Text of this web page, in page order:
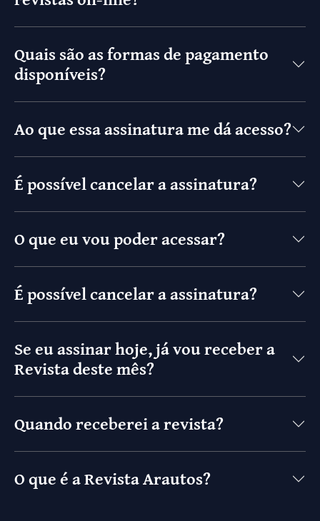
Quais são as formas de pagamento
disponíveis?
Ao que essa assinatura me dá acesso?
É possível cancelar a assinatura?
O que eu vou poder acessar?
É possível cancelar a assinatura?
Se eu assinar hoje, já vou receber a
Revista deste mês?
Quando receberei a revista?
O que é a Revista Arautos?